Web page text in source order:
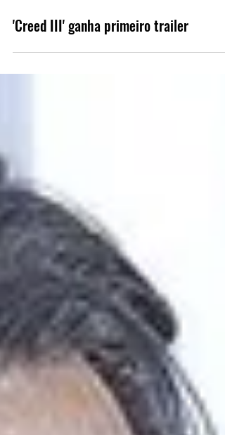
'Creed III' ganha primeiro trailer